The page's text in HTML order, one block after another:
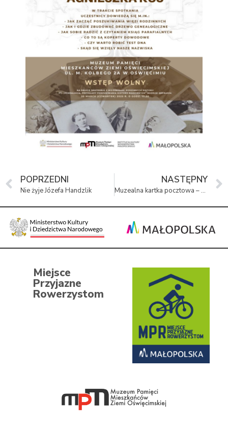
POPRZEDNI
Nie żyje Józefa Handzlik
NASTĘPNY
Muzealna kartka pocztowa – konkurs
Miejsce
Przyjazne
Rowerzystom